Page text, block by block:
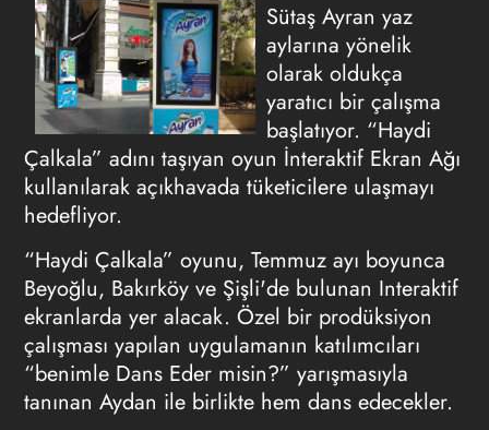
Sütaş Ayran yaz
aylarına yönelik
olarak oldukça
yaratıcı bir çalışma
başlatıyor. “Haydi
Çalkala” adını taşıyan oyun İnteraktif Ekran Ağı
kullanılarak açıkhavada tüketicilere ulaşmayı
hedefliyor.
“Haydi Çalkala” oyunu, Temmuz ayı boyunca
Beyoğlu, Bakırköy ve Şişli'de bulunan Interaktif
ekranlarda yer alacak. Özel bir prodüksiyon
çalışması yapılan uygulamanın katılımcıları
“benimle Dans Eder misin?” yarışmasıyla
tanınan Aydan ile birlikte hem dans edecekler.